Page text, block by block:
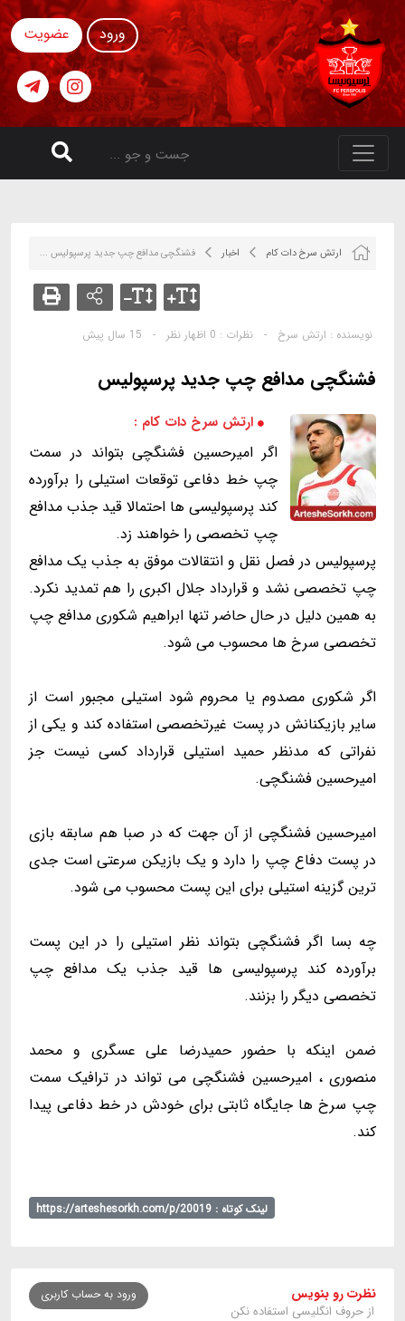
ورود عضویت
ارتش سرخ دات کام اخبار فشنگچی مدافع چپ جدید پرسپولیس ...
نویسنده : ارتش سرخ - نظرات : 0 اظهار نظر - 15 سال پیش
فشنگچی مدافع چپ جدید پرسپولیس
ارتش سرخ دات کام :
اگر امیرحسین فشنگچی بتواند در سمت
چپ خط دفاعی توقعات استیلی را برآورده
کند پرسپولیسی ها احتمالا قید جذب مدافع
چپ تخصصی را خواهند زد.
پرسپولیس در فصل نقل و انتقالات موفق به جذب یک مدافع
چپ تخصصی نشد و قرارداد جلال اکبری را هم تمدید نکرد.
به همین دلیل در حال حاضر تنها ابراهیم شکوری مدافع چپ
تخصصی سرخ ها محسوب می شود.
اگر شکوری مصدوم یا محروم شود استیلی مجبور است از
سایر بازیکنانش در پست غیرتخصصی استفاده کند و یکی از
نفراتی که مدنظر حمید استیلی قرارداد کسی نیست جز
امیرحسین فشنگچی.
امیرحسین فشنگچی از آن جهت که در صبا هم سابقه بازی
در پست دفاع چپ را دارد و یک بازیکن سرعتی است جدی
ترین گزینه استیلی برای این پست محسوب می شود.
چه بسا اگر فشنگچی بتواند نظر استیلی را در این پست
برآورده کند پرسپولیسی ها قید جذب یک مدافع چپ
تخصصی دیگر را بزنند.
ضمن اینکه با حضور حمیدرضا علی عسگری و محمد
منصوری ، امیرحسین فشنگچی می تواند در ترافیک سمت
چپ سرخ ها جایگاه ثابتی برای خودش در خط دفاعی پیدا
کند.
لینک کوتاه : https://arteshesorkh.com/p/20019
نظرت رو بنویس
از حروف انگلیسی استفاده نکن
ورود به حساب کاربری